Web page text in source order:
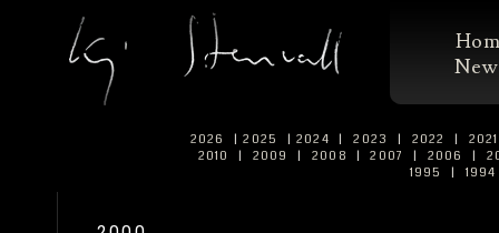
2026 | 2025 | 2024 | 2023 | 2022 |
2010
| 2009 | 2008 | 2007 | 2006 |
1995
|